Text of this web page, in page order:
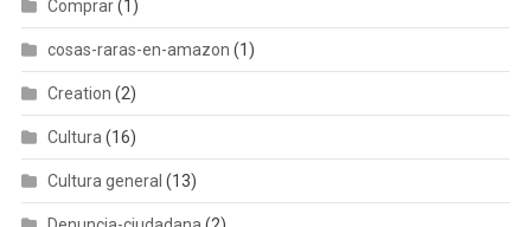
Comprar(1)
cosas-raras-en-amazon (1)
Creation (2)
Cultura (16)
Cultura general (13)